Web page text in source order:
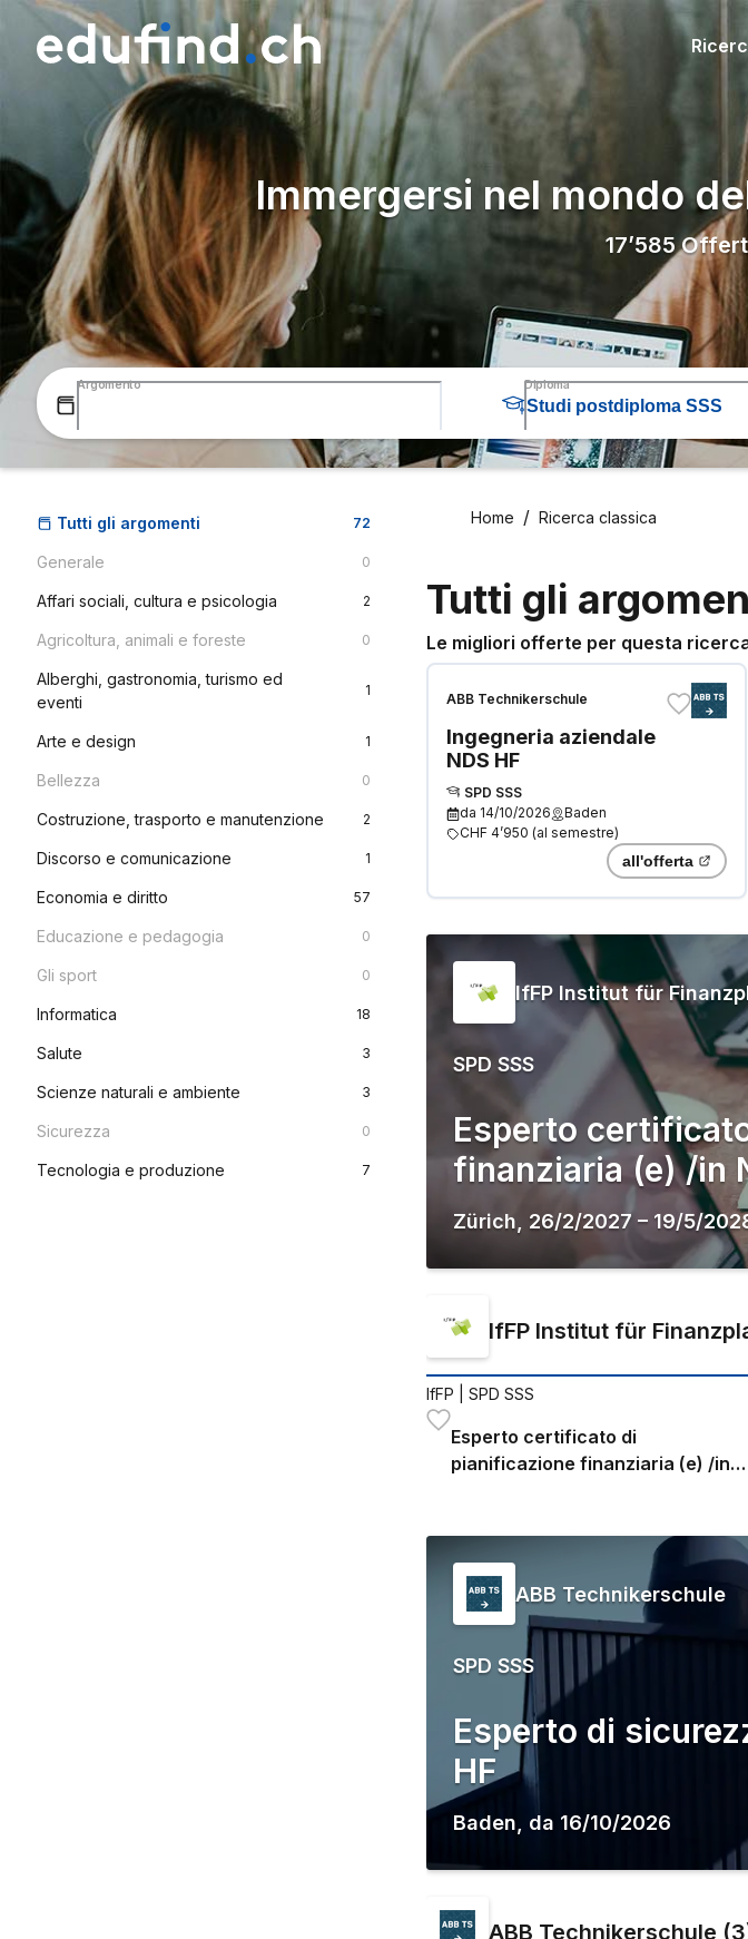
Immergersi nel mondo
17’585
Argomento Diploma
Tutti gli argomenti 72
Generale 0
Affari sociali, cultura e psicologia 2
Agricoltura, animali e foreste 0
Alberghi, gastronomia, turismo ed
eventi
1
Arte e design 1
Bellezza 0
Costruzione, trasporto e manutenzione 2
Discorso e comunicazione 1
Economia e diritto 57
Educazione e pedagogia 0
Gli sport 0
Informatica 18
Salute 3
Scienze naturali e ambiente 3
Sicurezza 0
Tecnologia e produzione 7
Home Ricerca classica
Tutti gli
Le migliori offerte per questa
ABB Technikerschule
Ingegneria aziendale
NDS HF
SPD SSS
da 14/10/2026
Baden
CHF 4’950 (al semestre)
all'offerta
IfFP Institut für
SPD SSS
Esperto
finanziaria (e) /in
Zürich 26/2/2027 – 19/5/
IfFP Institut für
IfFP | SPD SSS
Esperto certificato di
pianificazione finanziaria (e) /in
ABB Technikerschule
SPD SSS
Esperto di
HF
Baden, da 16/10/2026
ABB Technikerschule (3